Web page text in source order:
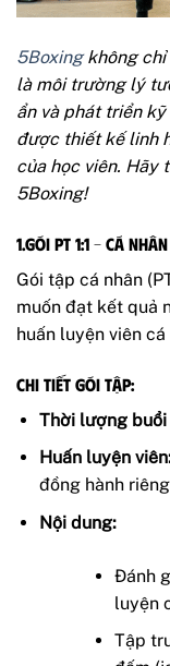
5Boxingkhông chỉ
là môi trường lý
ẩn và phát triển
được thiết kế linh
của học viên. Hãy
5Boxing!
1.Gói PT 1:1 – Cá
Gói tập cá nhân
muốn đạt kết quả
huấn luyện viên cá
Chi tiết gói tập:
Thời lượng
Huấn luyện
đồng hành
Nội dung:
Đánh
luyện
Tập